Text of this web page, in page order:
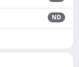
ND